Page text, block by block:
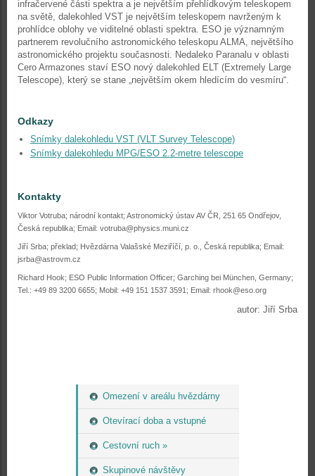
Omezení v areálu hvězdárny
Otevírací doba a vstupné
Cestovní ruch »
Skupinové návštěvy
infračervené části spektra a je největším přehlídkovým teleskopem
na světě, dalekohled VST je největším teleskopem navrženým k
prohlídce oblohy ve viditelné oblasti spektra. ESO je významným
partnerem revolučního astronomického teleskopu ALMA, největšího
astronomického projektu současnosti. Nedaleko Paranalu v oblasti
Cero Armazones staví ESO nový dalekohled ELT (Extremely Large
Telescope), který se stane „největším okem hledícím do vesmíru“.
Odkazy
Snímky dalekohledu VST (VLT Survey Telescope)
Snímky dalekohledu MPG/ESO 2.2-metre telescope
Kontakty
Viktor Votruba; národní kontakt; Astronomický ústav AV ČR, 251 65 Ondřejov,
Česká republika; Email: votruba@physics.muni.cz
Jiří Srba; překlad; Hvězdárna Valašské Meziříčí, p. o., Česká republika; Email:
jsrba@astrovm.cz
Richard Hook; ESO Public Information Officer; Garching bei München, Germany;
Tel.: +49 89 3200 6655; Mobil: +49 151 1537 3591; Email: rhook@eso.org
autor: Jiří Srba